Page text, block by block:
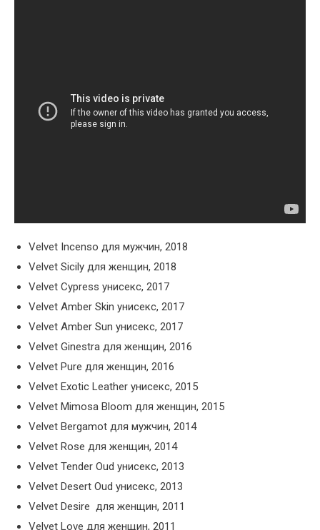
Velvet Incenso для мужчин, 2018
Velvet Sicily для женщин, 2018
Velvet Cypress унисекс, 2017
Velvet Amber Skin унисекс, 2017
Velvet Amber Sun унисекс, 2017
Velvet Ginestra для женщин, 2016
Velvet Pure для женщин, 2016
Velvet Exotic Leather унисекс, 2015
Velvet Mimosa Bloom для женщин, 2015
Velvet Bergamot для мужчин, 2014
Velvet Rose для женщин, 2014
Velvet Tender Oud унисекс, 2013
Velvet Desert Oud унисекс, 2013
Velvet Desire для женщин, 2011
Velvet Love для женщин, 2011